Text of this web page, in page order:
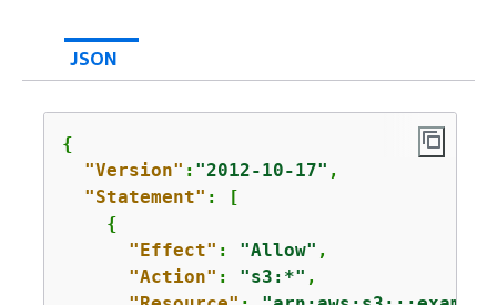
JSON
{
"Version" : "2012-10-17" ,
"Statement" : [
{
"Effect" : "Allow" ,
"Action" : "s3:*" ,